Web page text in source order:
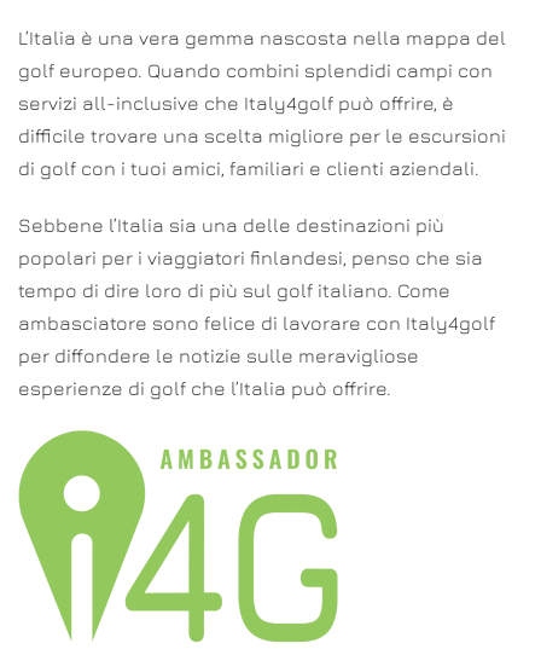
L’Italia è una vera gemma nascosta nella mappa del
golf europeo. Quando combini splendidi campi con
servizi all-inclusive che Italy4golf può offrire, è
difficile trovare una scelta migliore per le escursioni
di golf con i tuoi amici, familiari e clienti aziendali.
Sebbene l’Italia sia una delle destinazioni più
popolari per i viaggiatori finlandesi, penso che sia
tempo di dire loro di più sul golf italiano. Come
ambasciatore sono felice di lavorare con Italy4golf
per diffondere le notizie sulle meravigliose
esperienze di golf che l’Italia può offrire.